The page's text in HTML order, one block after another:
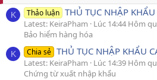
K Thảo luận THỦ TỤC NHẬP
Latest: KeiraPham
Lúc 14:44 Hôm
Bảo hiểm hàng hóa
K Chia sẻ THỦ TỤC NHẬP KHẨU
Latest: KeiraPham
Lúc 14:39 Hôm
Chứng từ xuất nhập khẩu